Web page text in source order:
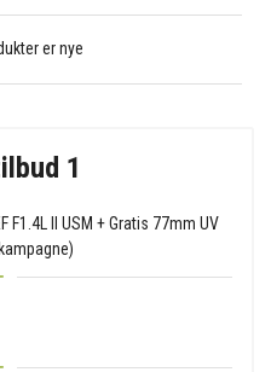
er nye
1
F1.4L II USM + Gratis 77mm UV